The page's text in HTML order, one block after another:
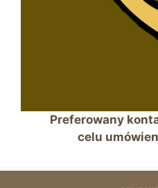
Preferowany
celu